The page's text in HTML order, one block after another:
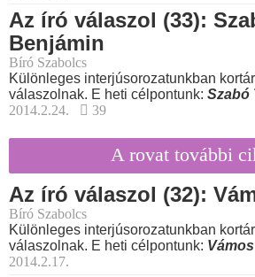
Az író válaszol (33):
Benjámin
Bíró Szabolcs
Különleges interjúsorozatunkban
válaszolnak. E heti célpontunk: Szabó
2014.2.24.
39
A rovat további
Az író válaszol (32):
Bíró Szabolcs
Különleges interjúsorozatunkban
válaszolnak. E heti célpontunk:
2014.2.17.